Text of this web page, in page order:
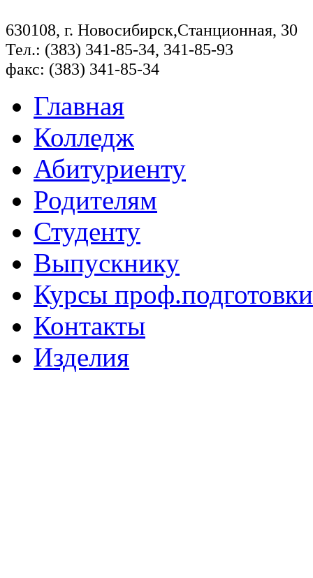
630108, г. Новосибирск,Станционная, 30
Тел.: (383) 341-85-34, 341-85-93
факс: (383) 341-85-34
Главная
Колледж
Абитуриенту
Родителям
Студенту
Выпускнику
Курсы проф.подготовки
Контакты
Изделия